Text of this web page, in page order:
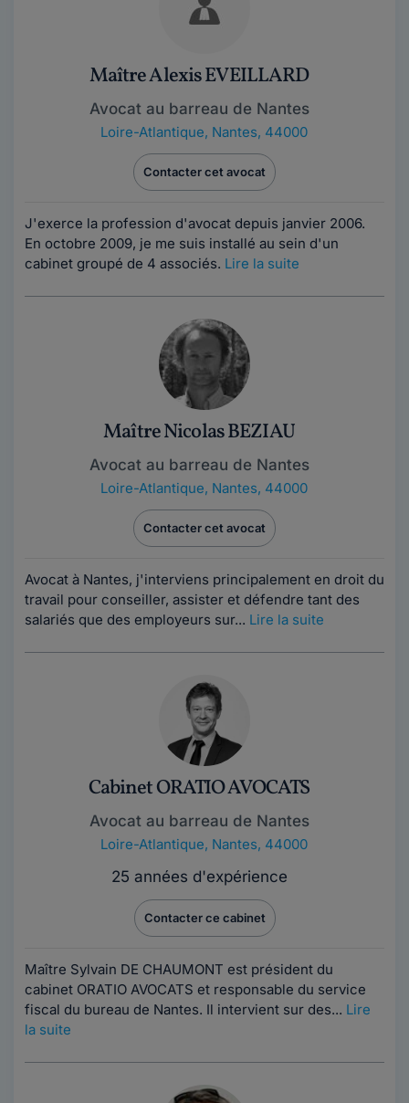
Maître Alexis EVEILLARD
Avocat au barreau de Nantes
Loire-Atlantique, Nantes, 44000
Contacter cet avocat
J'exerce la profession d'avocat depuis janvier 2006.
En octobre 2009, je me suis installé au sein d'un
cabinet groupé de 4 associés. Lire la suite
Maître Nicolas BEZIAU
Avocat au barreau de Nantes
Loire-Atlantique, Nantes, 44000
Contacter cet avocat
Avocat à Nantes, j'interviens principalement en droit du
travail pour conseiller, assister et défendre tant des
salariés que des employeurs sur... Lire la suite
Cabinet ORATIO AVOCATS
Avocat au barreau de Nantes
Loire-Atlantique, Nantes, 44000
25 années d'expérience
Contacter ce cabinet
Maître Sylvain DE CHAUMONT est président du
cabinet ORATIO AVOCATS et responsable du service
fiscal du bureau de Nantes. Il intervient sur des... Lire
la suite